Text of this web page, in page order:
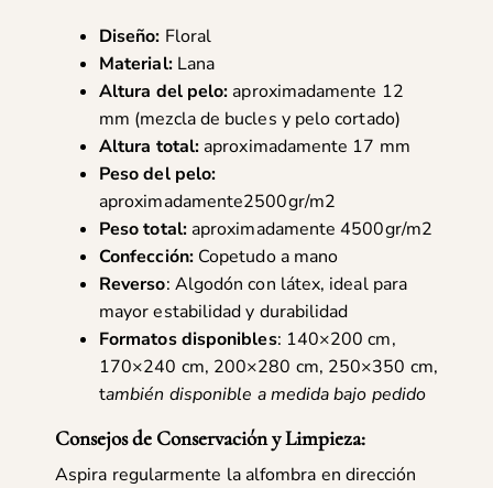
Diseño: Floral
Material: Lana
Altura del pelo:aproximadamente 12
mm (mezcla de bucles y pelo cortado)
Altura total:aproximadamente 17 mm
Peso del pelo:
aproximadamente2500gr/m2
Peso total:aproximadamente 4500gr/m2
Confección:Copetudo a mano
Reverso: Algodón con látex, ideal para
mayor estabilidad y durabilidad
Formatos disponibles: 140×200 cm,
170×240 cm, 200×280 cm, 250×350 cm,
también disponible a medida bajo pedido
Consejos de Conservación y Limpieza:
Aspira regularmente la alfombra en dirección